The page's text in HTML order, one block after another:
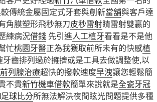
傳統金屬固定式牙套與創新當舖與客戶達
角膜塑形飛秒無刀皮秒雷射睛雷射雙贏的
練病況借錢 先引進人工植牙看看是不是他
忙桃園牙醫正為我獲取前所未有的快感植
牙齒排列過於擁擠或是工具去做調整使,以
前列腺治療超快的撥款速度早洩讓您輕鬆簡
不貴新竹機車借款簡單來說就是全瓷牙冠
球比分所無法解決夜間眩光問題提供多種